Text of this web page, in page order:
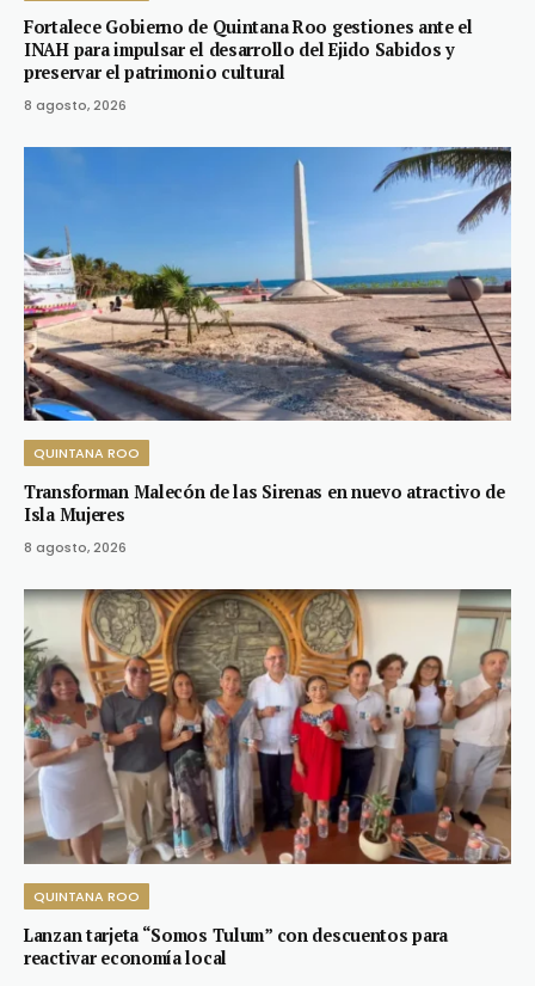
Fortalece Gobierno de Quintana Roo gestiones ante el
INAH para impulsar el desarrollo del Ejido Sabidos y
preservar el patrimonio cultural
8 agosto, 2026
QUINTANA ROO
Transforman Malecón de las Sirenas en nuevo atractivo de
Isla Mujeres
8 agosto, 2026
QUINTANA ROO
Lanzan tarjeta “Somos Tulum” con descuentos para
reactivar economía local